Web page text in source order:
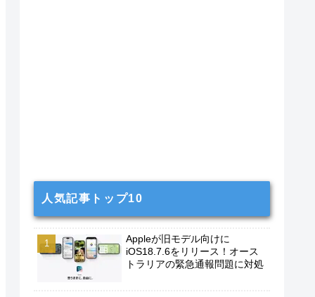
人気記事トップ10
Appleが旧モデル向けに
iOS18.7.6をリリース！オース
トラリアの緊急通報問題に対処